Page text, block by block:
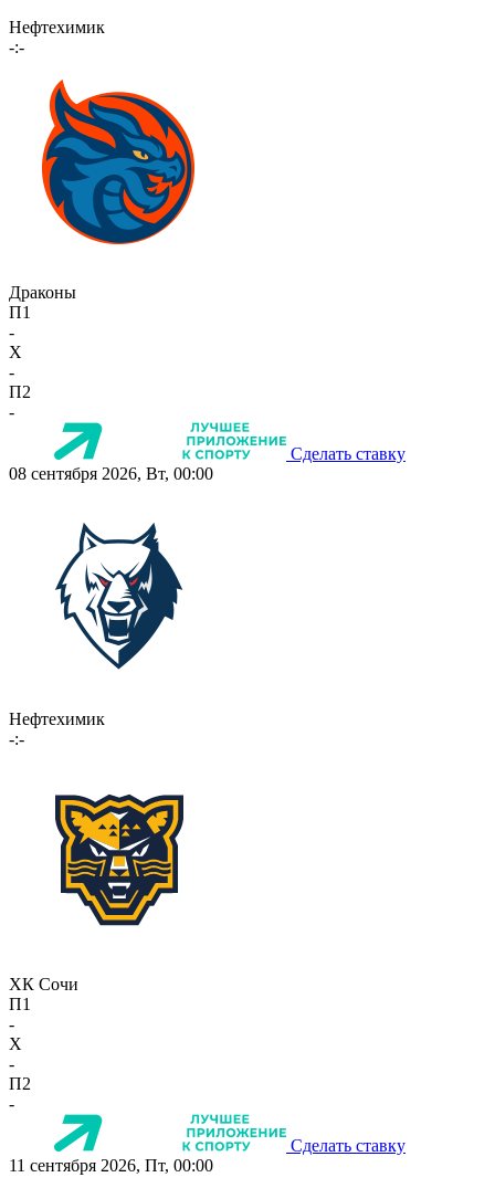
Нефтехимик
-:-
Драконы
П1
-
X
-
П2
-
Сделать ставку
08 сентября 2026, Вт, 00:00
Нефтехимик
-:-
ХК Сочи
П1
-
X
-
П2
-
Сделать ставку
11 сентября 2026, Пт, 00:00